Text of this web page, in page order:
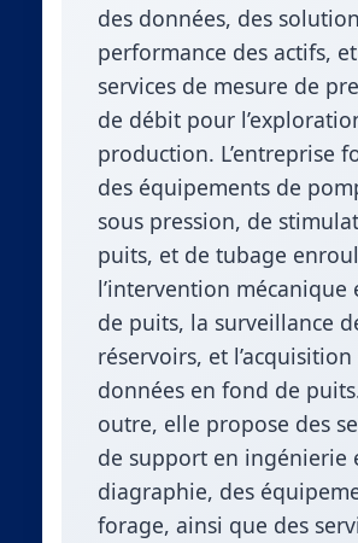
des données, des
performance des actifs,
services de mesure de
de débit pour
production. L’entreprise
des équipements de
sous pression, de
puits, et de tubage
l’intervention mécanique
de puits, la surveillance
réservoirs, et l’acquisition
données en fond de
outre, elle propose des
de support en ingénierie
diagraphie, des
forage, ainsi que des